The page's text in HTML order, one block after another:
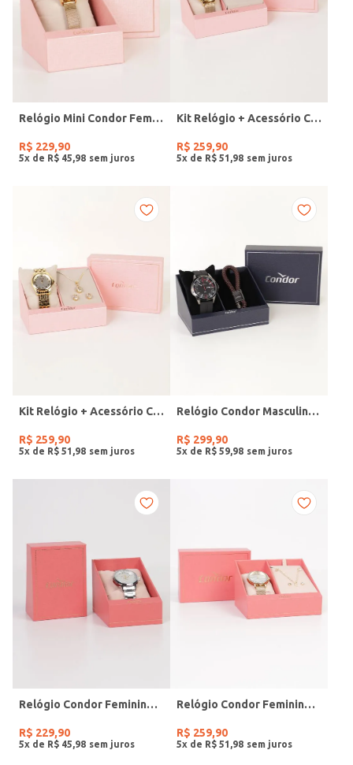
Relógio Mini Condor Feminino DOURADO
R$ 229,90
5x de R$ 45 98
Kit Relógio + Acessório Condor Feminino DOURADO
R$ 259,90
5x de R$ 51 98
Kit Relógio + Acessório Condor Feminino DOURADO
R$ 259,90
5x de R$ 51 98
Relógio Condor Masculino PRETO
R$ 299,90
5x de R$ 59 98
Relógio Condor Feminino PRATA
R$ 229,90
5x de R$ 45 98
Relógio Condor Feminino DOURADO
R$ 259,90
5x de R$ 51 98